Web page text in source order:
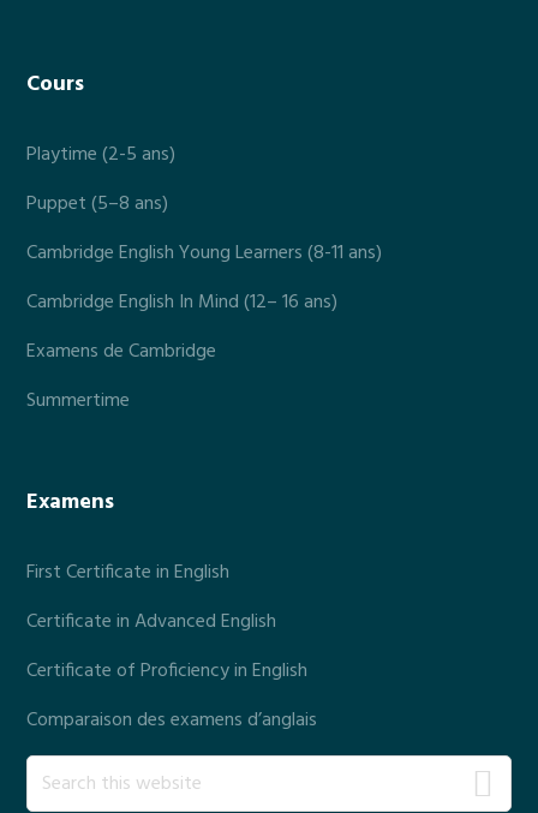
Cours
Playtime (2-5 ans)
Puppet (5–8 ans)
Cambridge English Young Learners (8-11 ans)
Cambridge English In Mind (12– 16 ans)
Examens de Cambridge
Summertime
Examens
First Certificate in English
Certificate in Advanced English
Certificate of Proficiency in English
Comparaison des examens d’anglais
S
e